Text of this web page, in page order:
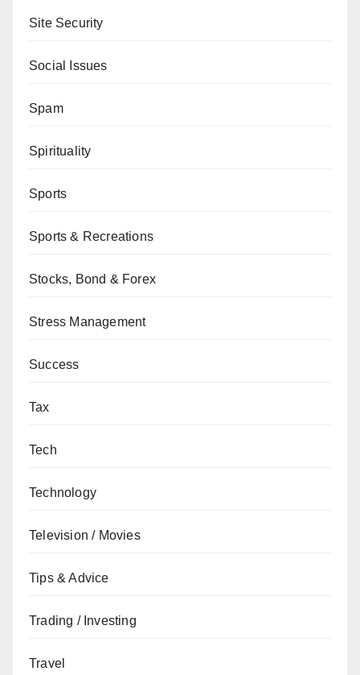
Site Security
Social Issues
Spam
Spirituality
Sports
Sports & Recreations
Stocks, Bond & Forex
Stress Management
Success
Tax
Tech
Technology
Television / Movies
Tips & Advice
Trading / Investing
Travel